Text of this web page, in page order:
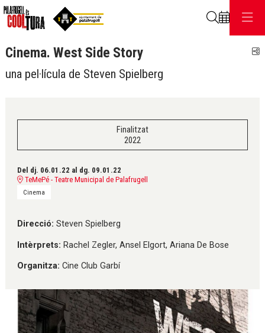
Cinema. West Side Story
una pel·lícula de Steven Spielberg
Finalitzat
2022
Del dj. 06.01.22 al dg. 09.01.22
TeMePé - Teatre Municipal de Palafrugell
Cinema
Direcció: Steven Spielberg
Intèrprets: Rachel Zegler, Ansel Elgort, Ariana De Bose
Organitza: Cine Club Garbí